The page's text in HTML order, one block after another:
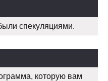
спекуляциями.
которую вам